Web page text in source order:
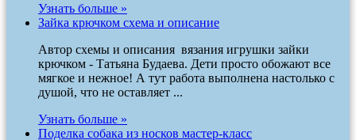
Узнать больше »
Зайка крючком схема и описание
Автор схемы и описания вязания игрушки зайки
крючком - Татьяна Будаева. Дети просто обожают все
мягкое и нежное! А тут работа выполнена настолько с
душой, что не оставляет ...
Узнать больше »
Поделка собака из носков мастер-класс